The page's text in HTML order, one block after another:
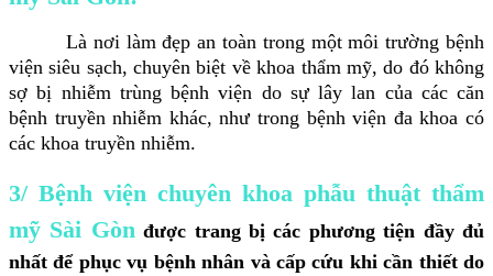
Là nơi làm đẹp an toàn trong một môi trường bệnh
viện siêu sạch, chuyên biệt về khoa thẩm mỹ, do đó không
sợ bị nhiễm trùng bệnh viện do sự lây lan của các căn
bệnh truyền nhiễm khác, như trong bệnh viện đa khoa có
các khoa truyền nhiễm.
3/ Bệnh viện chuyên khoa phẫu thuật thẩm
mỹ Sài Gònđược trang bị các phương tiện đầy đủ
nhất để phục vụ bệnh nhân và cấp cứu khi cần thiết do